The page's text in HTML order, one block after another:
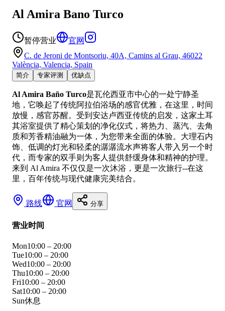
Al Amira Bano Turco
暂停营业
官网
C. de Jeroni de Montsoriu, 40A, Camins al Grau, 46022
València, Valencia, Spain
简介 专家评测 优缺点
Al Amira Baño Turco是瓦伦西亚市中心的一处宁静圣
地，它唤起了传统阿拉伯浴场的感官优雅，在这里，时间
放慢，感官苏醒。受到安达卢西亚传统的启发，这家土耳
其浴室提供了精心策划的净化仪式，将热力、蒸汽、去角
质和芳香精油融为一体，为您带来全面的体验。大理石内
饰、低调的灯光和轻柔的潺潺流水声将客人带入另一个时
代，而专家的双手则为客人提供舒缓身体和精神的护理。
来到 Al Amira 不仅仅是一次沐浴，更是一次旅行--在这
里，百年传统与现代健康完美结合。
路线 官网 分享
营业时间
Mon10:00 – 20:00
Tue10:00 – 20:00
Wed10:00 – 20:00
Thu10:00 – 20:00
Fri10:00 – 20:00
Sat10:00 – 20:00
Sun休息